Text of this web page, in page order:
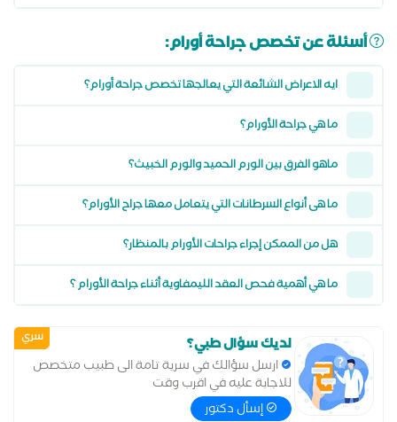
أسئلة عن تخصص جراحة أورام:
ايه الاعراض الشائعة التي يعالجها تخصص جراحة أورام؟
ما هي جراحة الأورام؟
ماهو الفرق بين الورم الحميد والورم الخبيث؟
ما هى أنواع السرطانات التي يتعامل معها جراح الأورام؟
هل من الممكن إجراء جراحات الأورام بالمنظار؟
ما هي أهمية فحص العقد الليمفاوية أثناء جراحة الأورام ؟
سري لديك سؤال طبي؟
ارسل سؤالك في سرية تامة الى طبيب متخصص
للاجابة عليه في اقرب وقت
إسأل دكتور